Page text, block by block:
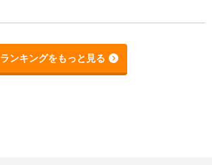
ランキングをもっと見る